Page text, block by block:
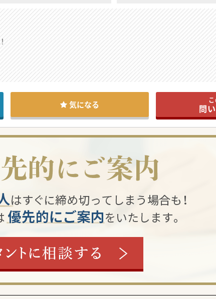
ドクターにもオススメできます！
気になる 問